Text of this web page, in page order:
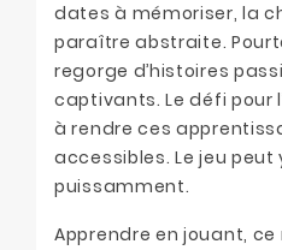
dates à mémoriser, la
paraître abstraite.
regorge d’histoires
captivants. Le défi pour
à rendre ces
accessibles. Le jeu peut
puissamment.
Apprendre en jouant,